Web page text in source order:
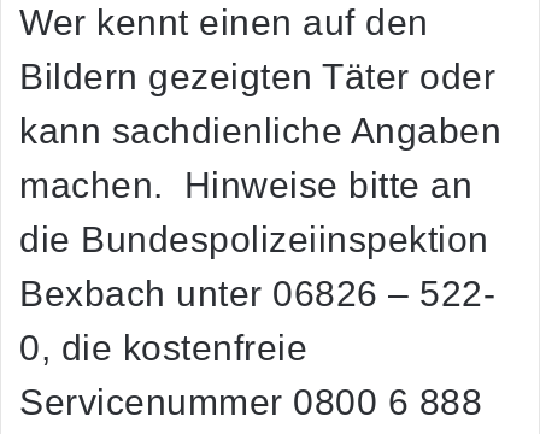
Wer kennt einen auf den
Bildern gezeigten Täter oder
kann sachdienliche Angaben
machen. Hinweise bitte an
die Bundespolizeiinspektion
Bexbach unter 06826 – 522-
0, die kostenfreie
Servicenummer 0800 6 888